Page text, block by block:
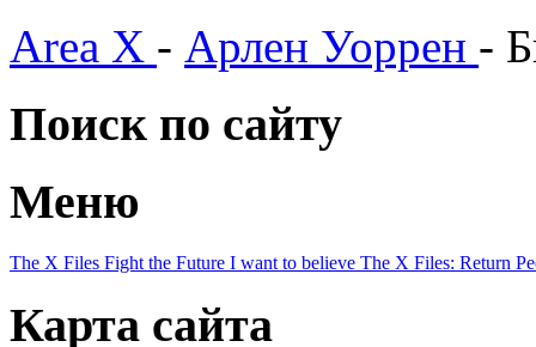
Area X - Арлен Уоррен -
Поиск по сайту
Меню
The X Files Fight the Future I want to believe The X Files: Return
Карта сайта